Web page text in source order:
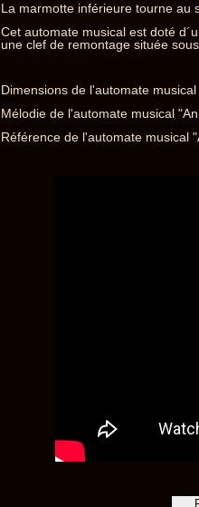
La marmotte inférieure tourne au
Cet automate musical est doté
une clef de remontage située
Dimensions de l'automate
Mélodie de l'automate musical
Référence de l'automate musical